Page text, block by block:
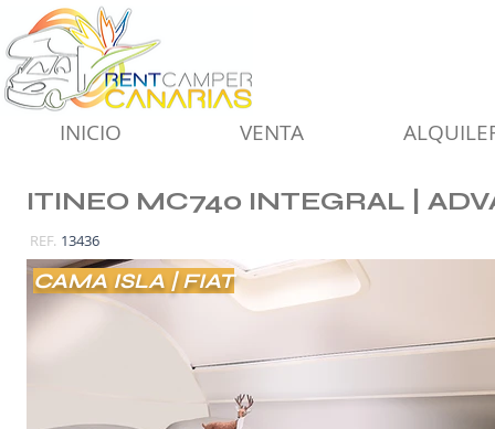
INICIO VENTA
ITINEO MC740 INTEGRAL |
REF. 13436
CAMA ISLA | FIAT